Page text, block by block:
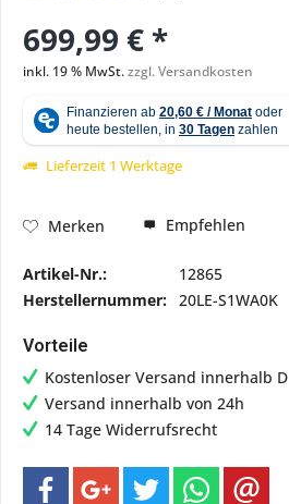
699,99 € *
inkl. 19 % MwSt.zzgl. Versandkosten
Lieferzeit 1 Werktage
Merken Empfehlen
Artikel-Nr.:
12865
Herstellernummer: 20LE-S1WA0K
Vorteile
Kostenloser Versand innerhalb D
Versand innerhalb von 24h
14 Tage Widerrufsrecht